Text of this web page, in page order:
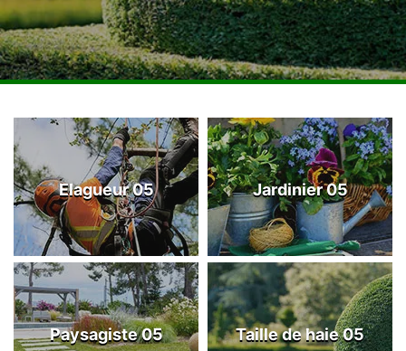
Elagueur 05 Jardinier 05
Paysagiste 05 Taille de haie 05